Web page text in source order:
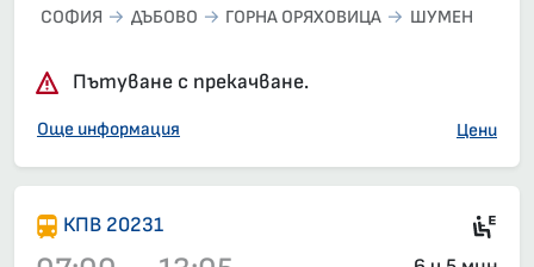
СОФИЯ ДЪБОВО ГОРНА ОРЯХОВИЦА ШУМЕН
Пътуване с прекачване.
Още информация Цени
КПВ 20231